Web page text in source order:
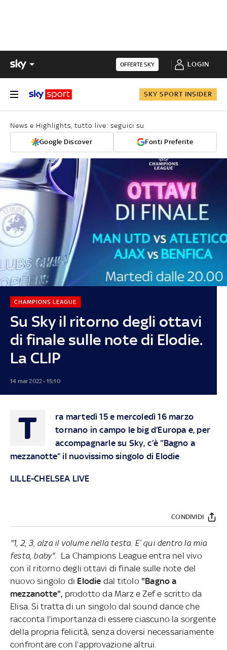
OFFERTE SKY LOGIN
SKY SPORT INSIDER
News e Highlights, tutto live: seguici su
Google Discover Fonti Preferite
Su Sky il ritorno degli ottavi
di finale sulle note di Elodie.
La CLIP
CHAMPIONS LEAGUE
14 mar 2022 - 15:10
T
ra martedì 15 e mercoledì 16 marzo
tornano in campo le big d’Europa e, per
accompagnarle su Sky, c’è “Bagno a
mezzanotte” il nuovissimo singolo di Elodie
LILLE-CHELSEA LIVE
CONDIVIDI
"1, 2, 3, alza il volume nella testa. E’ qui dentro la mia
festa, baby". La Champions League entra nel vivo
con il ritorno degli ottavi di finale sulle note del
nuovo singolo di Elodie dal titolo "Bagno a
mezzanotte", prodotto da Marz e Zef e scritto da
Elisa. Si tratta di un singolo dal sound dance che
racconta l’importanza di essere ciascuno la sorgente
della propria felicità, senza doversi necessariamente
confrontare con l’approvazione altrui.